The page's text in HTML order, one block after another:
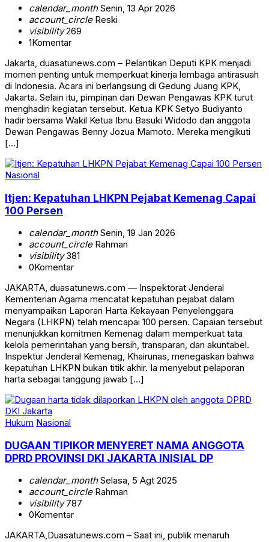
calendar_monthSenin, 13 Apr 2026
account_circleReski
visibility269
1Komentar
Jakarta, duasatunews.com – Pelantikan Deputi KPK menjadi
momen penting untuk memperkuat kinerja lembaga antirasuah
di Indonesia. Acara ini berlangsung di Gedung Juang KPK,
Jakarta. Selain itu, pimpinan dan Dewan Pengawas KPK turut
menghadiri kegiatan tersebut. Ketua KPK Setyo Budiyanto
hadir bersama Wakil Ketua Ibnu Basuki Widodo dan anggota
Dewan Pengawas Benny Jozua Mamoto. Mereka mengikuti
[…]
Nasional
Itjen: Kepatuhan LHKPN Pejabat Kemenag Capai
100 Persen
calendar_monthSenin, 19 Jan 2026
account_circleRahman
visibility381
0Komentar
JAKARTA, duasatunews.com — Inspektorat Jenderal
Kementerian Agama mencatat kepatuhan pejabat dalam
menyampaikan Laporan Harta Kekayaan Penyelenggara
Negara (LHKPN) telah mencapai 100 persen. Capaian tersebut
menunjukkan komitmen Kemenag dalam memperkuat tata
kelola pemerintahan yang bersih, transparan, dan akuntabel.
Inspektur Jenderal Kemenag, Khairunas, menegaskan bahwa
kepatuhan LHKPN bukan titik akhir. Ia menyebut pelaporan
harta sebagai tanggung jawab […]
Hukum Nasional
DUGAAN TIPIKOR MENYERET NAMA ANGGOTA
DPRD PROVINSI DKI JAKARTA INISIAL DP
calendar_monthSelasa, 5 Agt 2025
account_circleRahman
visibility787
0Komentar
JAKARTA,Duasatunews.com – Saat ini, publik menaruh